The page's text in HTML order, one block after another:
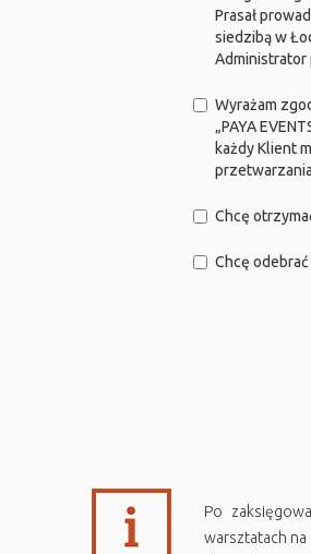
Prasał
siedzibą w
Administrator
Wyrażam
„PAYA
każdy Klient
Chcę
Chcę
Po
warsztatach